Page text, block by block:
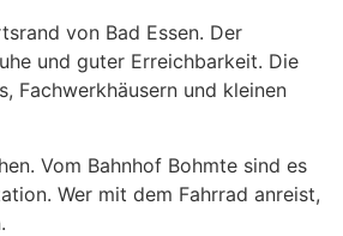
von Bad Essen. Der
und guter Erreichbarkeit. Die
Fachwerkhäusern und kleinen
Vom Bahnhof Bohmte sind es
Wer mit dem Fahrrad anreist,